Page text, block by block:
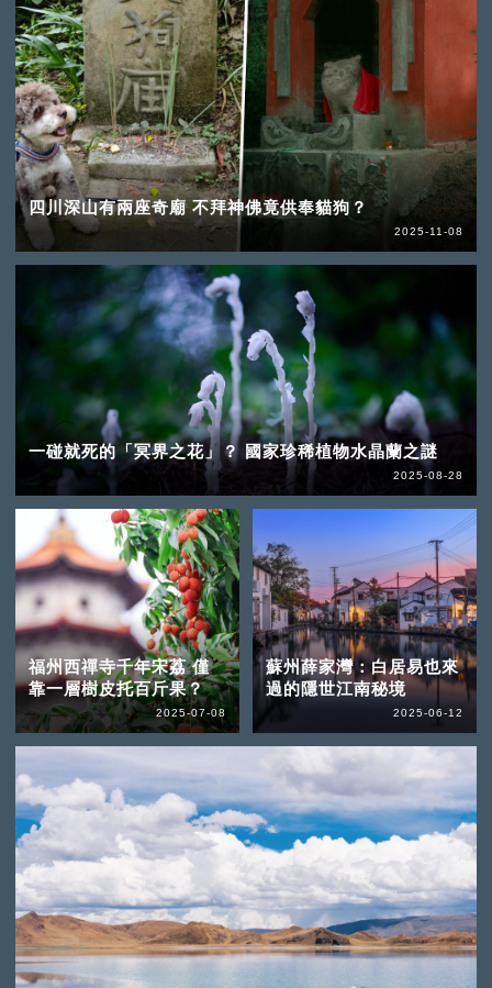
四川深山有兩座奇廟 不拜神佛竟供奉貓狗？
2025-11-08
一碰就死的「冥界之花」？ 國家珍稀植物水晶蘭之謎
2025-08-28
福州西禪寺千年宋荔 僅
靠一層樹皮托百斤果？
2025-07-08
蘇州薛家灣：白居易也來
過的隱世江南秘境
2025-06-12